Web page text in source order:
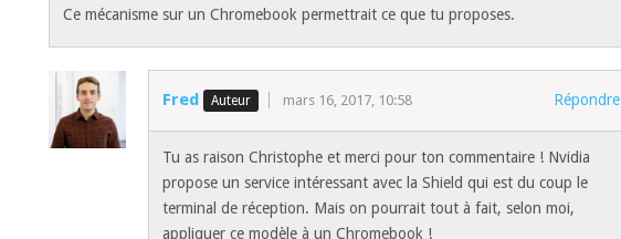
Ce mécanisme sur un Chromebook permettrait ce que tu proposes.
Fred mars 16, 2017, 10:58 Répondre
Tu as raison Christophe et merci pour ton commentaire ! Nvidia
propose un service intéressant avec la Shield qui est du coup le
terminal de réception. Mais on pourrait tout à fait, selon moi,
appliquer ce modèle à un Chromebook !